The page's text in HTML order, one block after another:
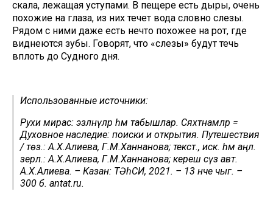
скала, лежащая уступами. В пещере есть дыры, очень
похожие на глаза, из них течет вода словно слезы.
Рядом с ними даже есть нечто похожее на рот, где
виднеются зубы. Говорят, что «слезы» будут течь
вплоть до Судного дня.
Использованные источники:
Рухи мирас: эзләнүләр һәм табышлар. Сәяхәтнамәләр =
Духовное наследие: поиски и открытия. Путешествия
/ төз.: А.Х.Алиева, Г.М.Ханнанова; текст., иск. һәм аңл.
әзерл.: А.Х.Алиева, Г.М.Ханнанова; кереш сүз авт.
А.Х.Алиева. – Казан: ТӘһСИ, 2021. – 13 нче чыг. –
300 б. antat.ru.